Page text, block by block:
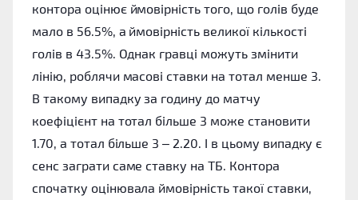
контора оцінює ймовірність того, що голів буде
мало в 56.5%, а ймовірність великої кількості
голів в 43.5%. Однак гравці можуть змінити
лінію, роблячи масові ставки на тотал менше 3.
В такому випадку за годину до матчу
коефіцієнт на тотал більше 3 може становити
1.70, а тотал більше 3 – 2.20. І в цьому випадку є
сенс заграти саме ставку на ТБ. Контора
спочатку оцінювала ймовірність такої ставки,